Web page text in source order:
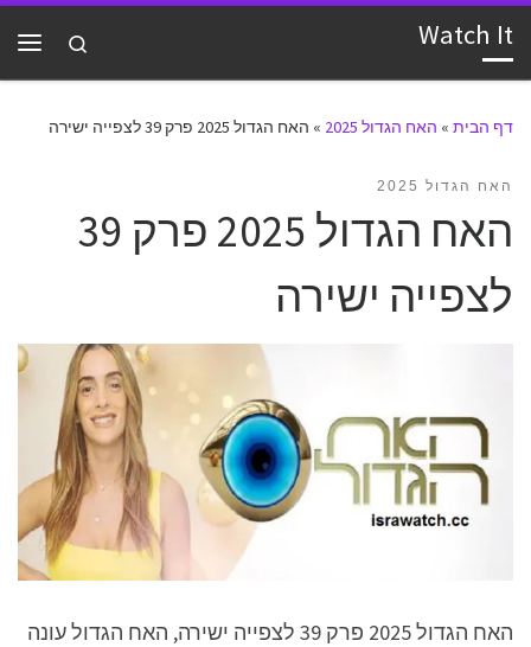
דלג לתוכן Watch It
Search
דף הבית » האח הגדול 2025 » האח הגדול 2025 פרק 39 לצפייה ישירה
האח הגדול 2025
האח הגדול 2025 פרק 39
לצפייה ישירה
האח הגדול 2025 פרק 39 לצפייה ישירה, האח הגדול עונה